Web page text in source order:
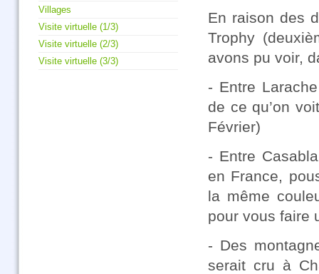
En raison des
Trophy
avons pu voir,
- Entre
de ce qu’on
Février)
- Entre
en France,
la même
pour vous faire
- Des
serait cru à
Villages
Visite virtuelle (1/3)
Visite virtuelle (2/3)
Visite virtuelle (3/3)